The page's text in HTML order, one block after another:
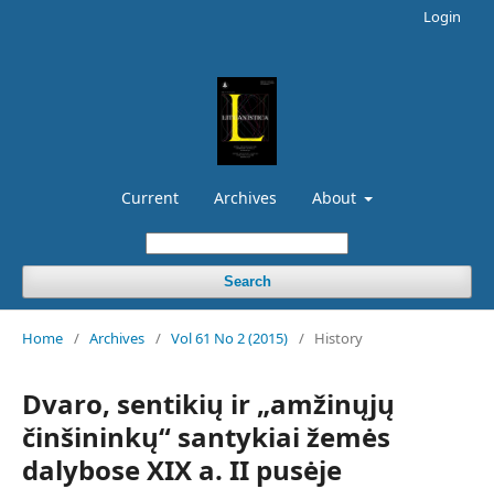
Current Archives About
Search
Login
Home / Archives / Vol 61 No 2 (2015) / History
Dvaro, sentikių ir „amžinųjų
činšininkų“ santykiai žemės
dalybose XIX a. II pusėje